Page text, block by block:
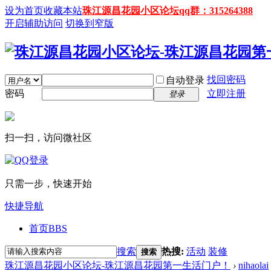
设为首页收藏本站珠江源昌花园小区论坛qq群：315264388
开启辅助访问 切换到窄版
自动登录 找回密码
密码
登录 立即注册
扫一扫，访问微社区
只需一步，快速开始
快捷导航
首页BBS
搜索 搜索 热搜: 活动 装修
珠江源昌花园小区论坛-珠江源昌花园第一生活门户！
› nihaolai